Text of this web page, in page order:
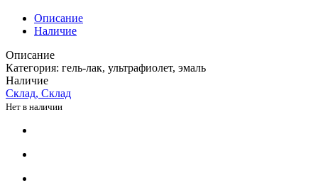
Описание
Наличие
Описание
Категория: гель-лак, ультрафиолет, эмаль
Наличие
Склад, Склад
Нет в наличии